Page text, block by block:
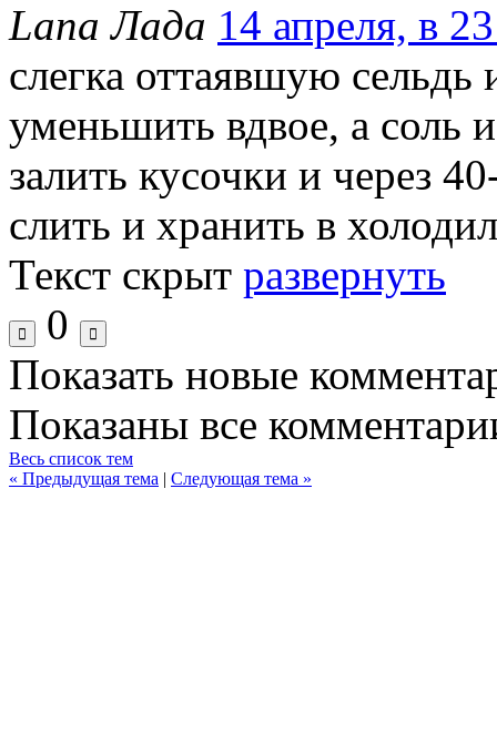
Lana Лада 14 апреля, в
слегка оттаявшую
уменьшить вдвое, а соль
залить кусочки и через
слить и хранить в
Текст скрыт развернуть
0
Показать новые
Показаны все
Весь список тем
« Предыдущая тема | Следующая тема »